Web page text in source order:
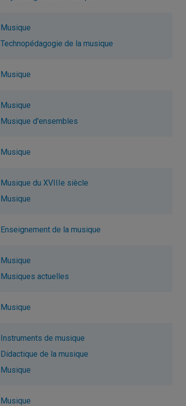
Musique
Technopédagogie de la musique
Musique
Musique
Musique d'ensembles
Musique
Musique du XVIIIe siècle
Musique
Enseignement de la musique
Musique
Musiques actuelles
Musique
Instruments de musique
Didactique de la musique
Musique
Musique